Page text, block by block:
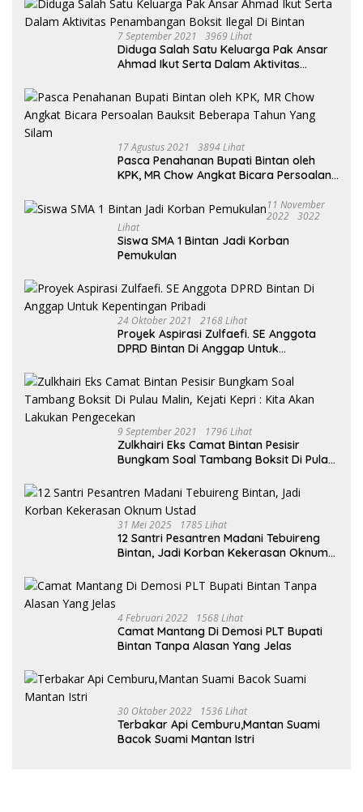
7 September 2021 3969 Lihat
Diduga Salah Satu Keluarga Pak Ansar
Ahmad Ikut Serta Dalam Aktivitas
17 Agustus 2021 3894 Lihat
Pasca Penahanan Bupati Bintan oleh
KPK, MR Chow Angkat Bicara Persoalan
11 November
2022 3022
Lihat
Siswa SMA 1 Bintan Jadi Korban
Pemukulan
24 Oktober 2021 2168 Lihat
Proyek Aspirasi Zulfaefi. SE Anggota
DPRD Bintan Di Anggap Untuk
9 September 2021 1796 Lihat
Zulkhairi Eks Camat Bintan Pesisir
Bungkam Soal Tambang Boksit Di Pulau
Pengecekan
31 Mei 2025 1785 Lihat
12 Santri Pesantren Madani Tebuireng
Bintan, Jadi Korban Kekerasan Oknum
4 Februari 2022 1568 Lihat
Camat Mantang Di Demosi PLT Bupati
Bintan Tanpa Alasan Yang Jelas
30 Oktober 2022 1536 Lihat
Terbakar Api Cemburu,Mantan Suami
Bacok Suami Mantan Istri